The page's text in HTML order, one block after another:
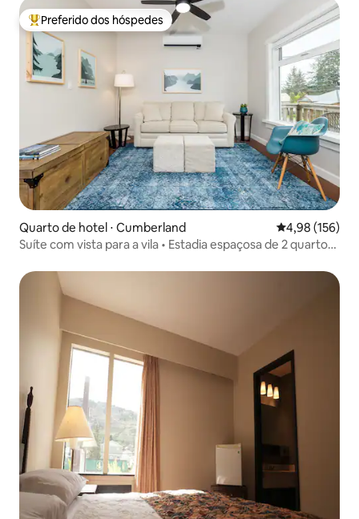
Entre os melhores preferidos dos hóspedes
Preferido dos hóspedes
Quarto de hotel ⋅ Cumberland 4,98 de uma
4,98 (156)
Suíte com vista para a vila • Estadia espaçosa de 2 quartos